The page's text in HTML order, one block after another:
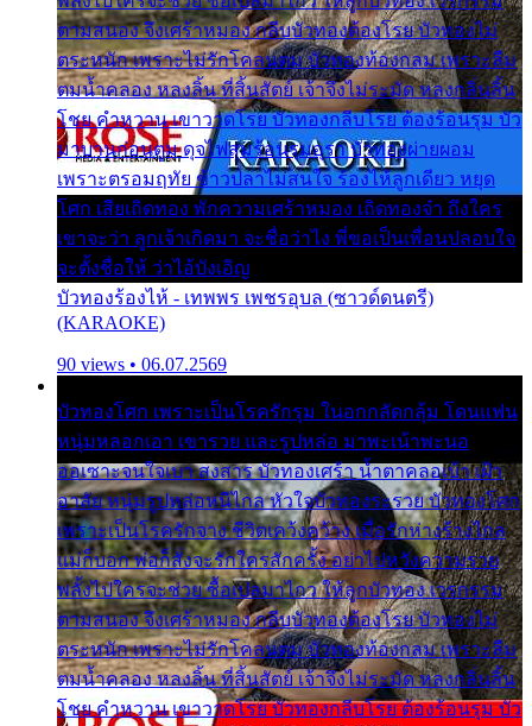
ตามสนอง จึงเศร้าหมอง กลีบบัวทองต้องโรย บัวทองไม่
ตระหนัก เพราะไม่รักโคลนตม บัวทองท้องกลม เพราะลืม
ตมน้ำคลอง หลงลิ้น ที่สิ้นสัตย์ เจ้าจึงไม่ระมัด หลงกลิ่นลิ้น
โชย คำหวาน เขาวาดโรย บัวทองกลีบโรย ต้องร้อนรุม บัว
มาบานก่อนตูม ดุจไฟสุมร้อนรุมอุรา บัวทองผ่ายผอม
เพราะตรอมฤทัย ข้าวปลาไม่สนใจ ร้องไห้ลูกเดียว หยุด
โศก เสียเถิดทอง พักความเศร้าหมอง เถิดทองจ๋า ถึงใคร
เขาจะว่า ลูกเจ้าเกิดมา จะชื่อว่าไง พี่ขอเป็นเพื่อนปลอบใจ
จะตั้งชื่อให้ ว่าไอ้บังเอิญ
บัวทองร้องไห้ - เทพพร เพชรอุบล (ซาวด์ดนตรี)
(KARAOKE)
90 views • 06.07.2569
บัวทองโศก เพราะเป็นโรครักรุม ในอกกลัดกลุ้ม โดนแฟน
หนุ่มหลอกเอา เขารวย และรูปหล่อ มาพะเน้าพะนอ
ออเซาะจนใจเบา สงสาร บัวทองเศร้า น้ำตาคลอเบ้า เฝ้า
อาลัย หนุ่มรูปหล่อหนีไกล หัวใจบัวทองระรวย บัวทองโศก
เพราะเป็นโรครักจาง ชีวิตเคว้งคว้าง เมื่อรักห่างร้างไกล
แม่ก็บอก พ่อก็สั่งจะรักใครสักครั้ง อย่าไปหวังความรวย
พลั้งไปใครจะช่วย ซื้อเปลมาไกว ให้ลูกบัวทอง เวรกรรม
ตามสนอง จึงเศร้าหมอง กลีบบัวทองต้องโรย บัวทองไม่
ตระหนัก เพราะไม่รักโคลนตม บัวทองท้องกลม เพราะลืม
ตมน้ำคลอง หลงลิ้น ที่สิ้นสัตย์ เจ้าจึงไม่ระมัด หลงกลิ่นลิ้น
โชย คำหวาน เขาวาดโรย บัวทองกลีบโรย ต้องร้อนรุม บัว